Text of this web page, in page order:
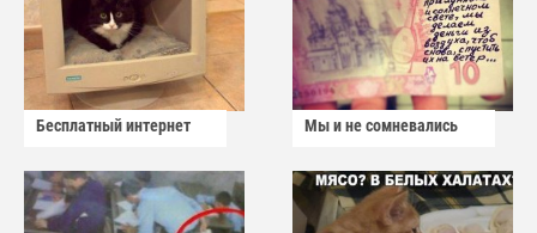
Бесплатный интернет Мы и не сомневались